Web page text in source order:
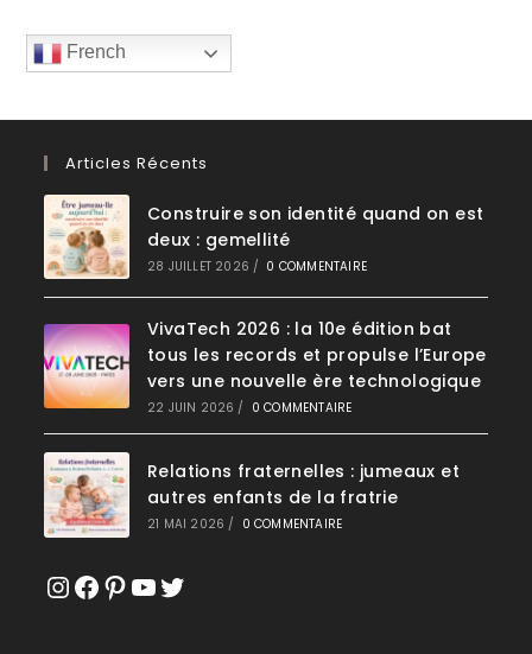
French
Articles Récents
Construire son identité quand on est
deux : gemellité
28 JUILLET 2026 / 0 COMMENTAIRE
VivaTech 2026 : la 10e édition bat
tous les records et propulse l’Europe
vers une nouvelle ère technologique
22 JUIN 2026 / 0 COMMENTAIRE
Relations fraternelles : jumeaux et
autres enfants de la fratrie
21 MAI 2026 / 0 COMMENTAIRE
Instagram
Facebook
Pinterest
YouTube
Twitter